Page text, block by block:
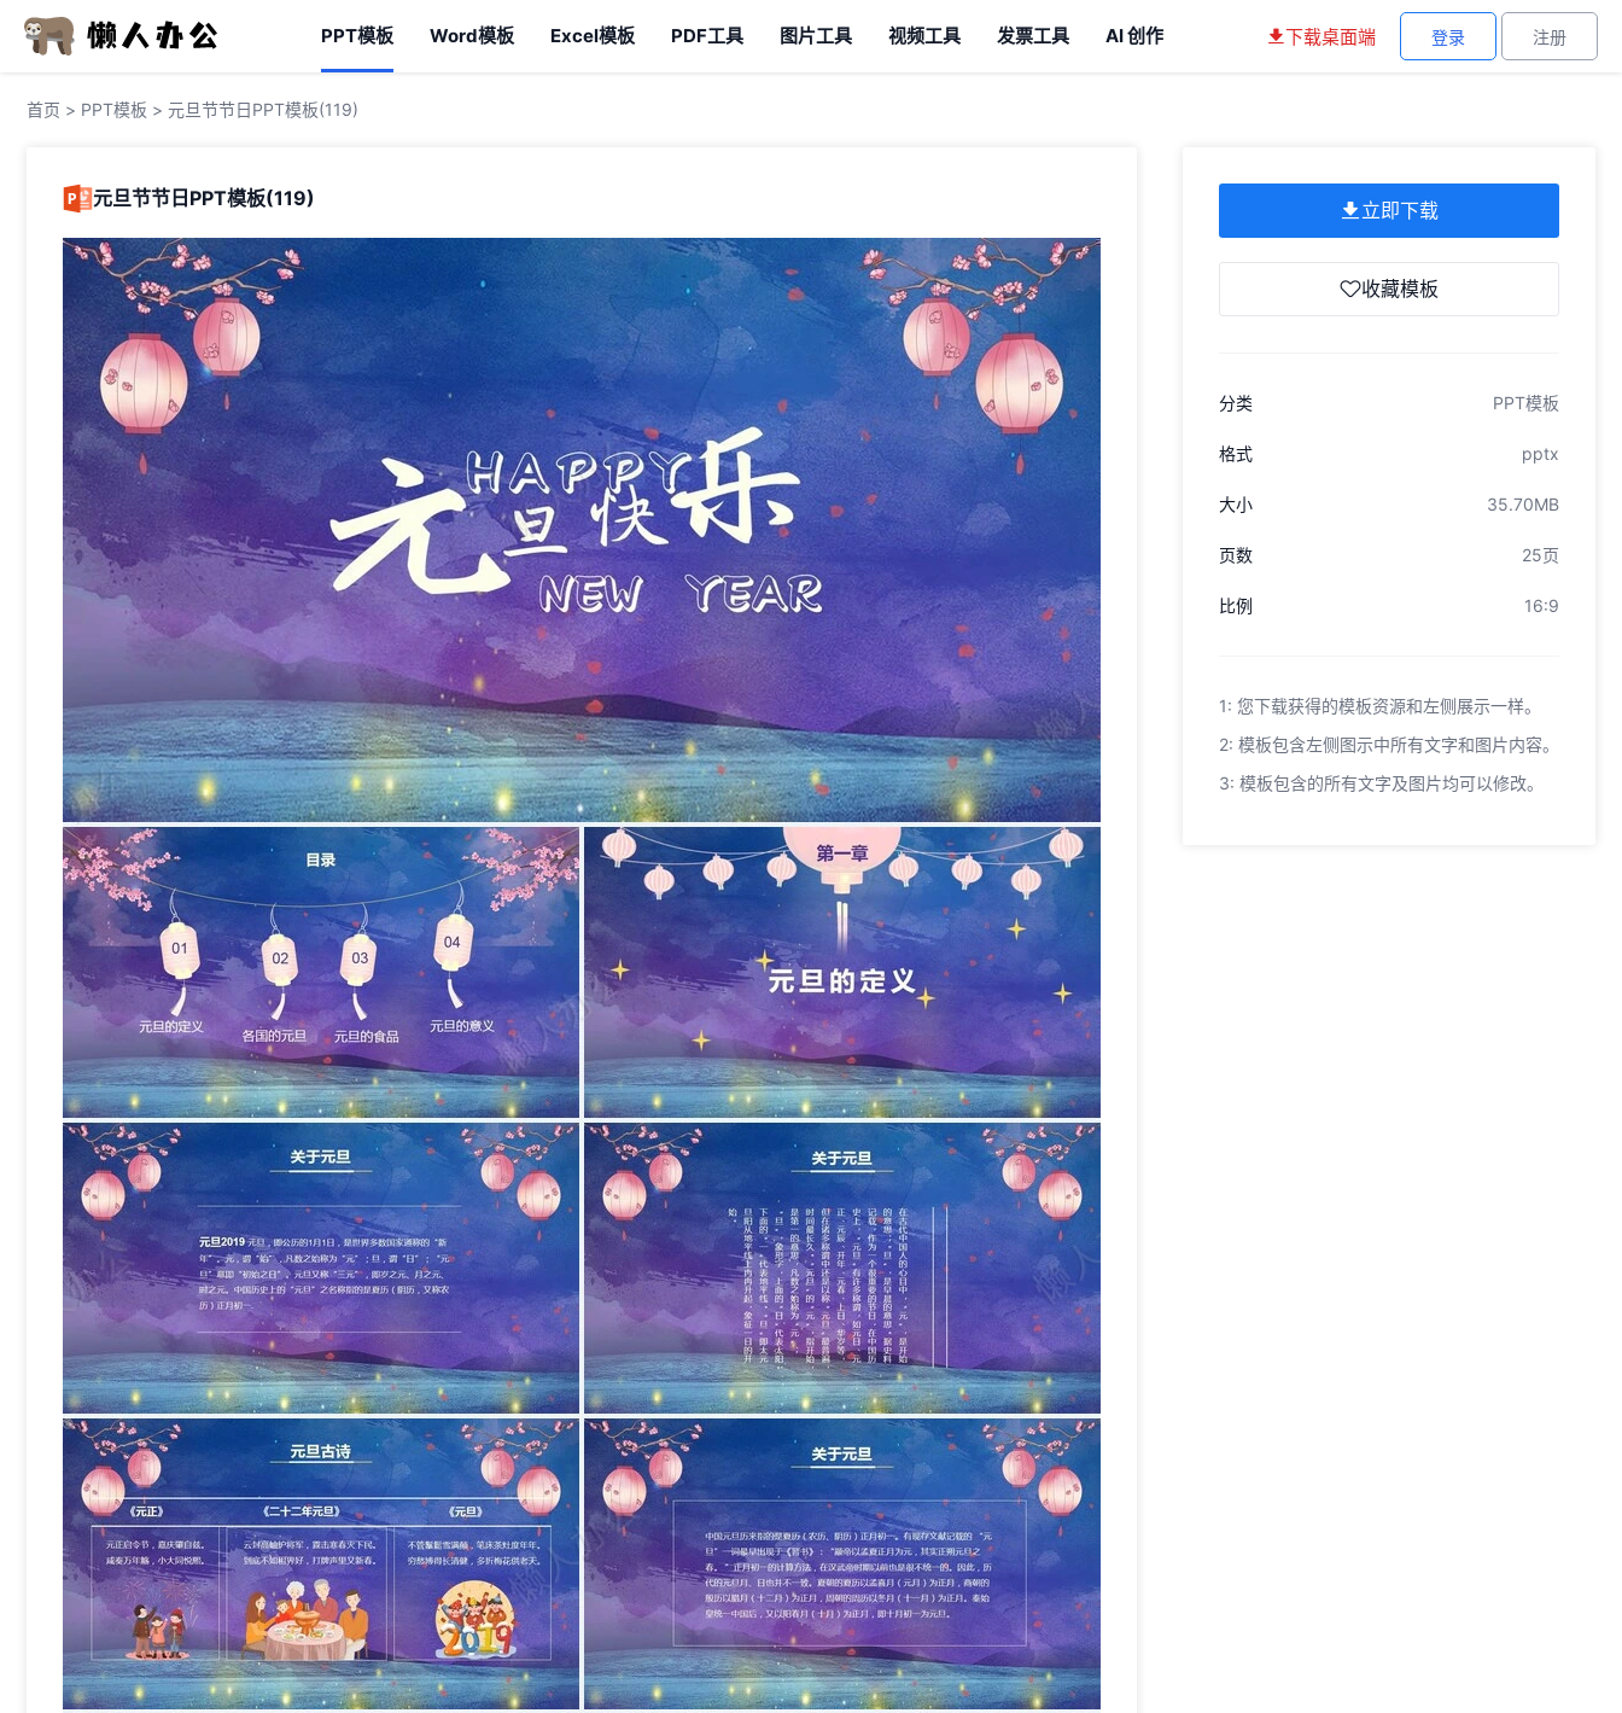
PPT模板 Word模板 Excel模板 PDF工具 图片工具 视频工具 发票工具 AI 创作 下载桌面端 登录 注册
首页 > PPT模板 > 元旦节节日PPT模板(119)
元旦节节日PPT模板(119) 立即下载
收藏模板
分类 PPT模板
格式 pptx
大小 35.70MB
页数 25页
比例 16:9
1: 您下载获得的模板资源和左侧展示一样。
2: 模板包含左侧图示中所有文字和图片内容。
3: 模板包含的所有文字及图片均可以修改。